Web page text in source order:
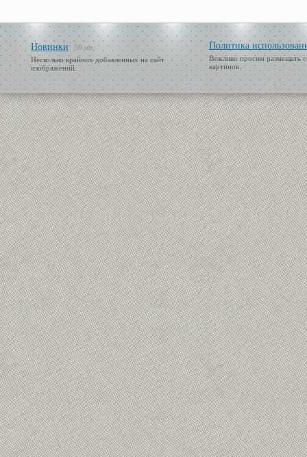
Новинки
50 шт.
Несколько крайних добавленных на сайт
изображений.
Политика
Вежливо просим размещать
картинок.